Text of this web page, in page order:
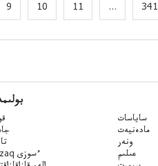
9 10 11 ... 341
Qazaq ءسوزى
ساياسات
مادەنيەت
ونەر
عىلىم